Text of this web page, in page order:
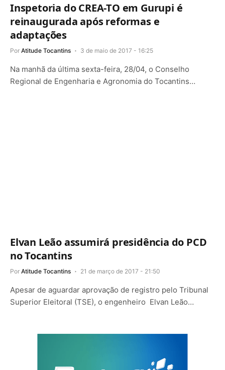
Inspetoria do CREA-TO em Gurupi é
reinaugurada após reformas e
adaptações
Por Atitude Tocantins 3 de maio de 2017 - 16:25
Na manhã da última sexta-feira, 28/04, o Conselho
Regional de Engenharia e Agronomia do Tocantins…
Elvan Leão assumirá presidência do PCD
no Tocantins
Por Atitude Tocantins 21 de março de 2017 - 21:50
Apesar de aguardar aprovação de registro pelo Tribunal
Superior Eleitoral (TSE), o engenheiro Elvan Leão…